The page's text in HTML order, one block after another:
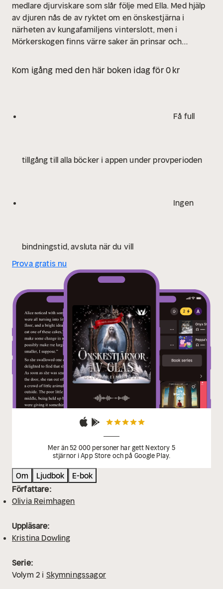
medlare djurviskare som slår följe med Ella. Med hjälp
av djuren nås de av ryktet om en önskestjärna i
närheten av kungafamiljens vinterslott, men i
Mörkerskogen finns värre saker än prinsar och
att klara sig utan magi även när det handlar om liv och
död. Och när Lumi utmanar Ella på sätt hon aldrig
trolovningen mellan styvsystern och prinsen? Och vad
kärlek, i en värld där sagor får liv med en gotisk tvist.
Kom igång med den här boken idag för 0 kr
Få full
tillgång till alla böcker i appen under provperioden
Ingen
bindningstid, avsluta när du vill
Prova gratis nu
Mer än 52 000 personer har gett Nextory 5
stjärnor i App Store och på Google Play.
Om Ljudbok
E-bok
Författare:
Olivia Reimhagen
Uppläsare:
Kristina Dowling
Serie:
Volym 2 i Skymningssagor